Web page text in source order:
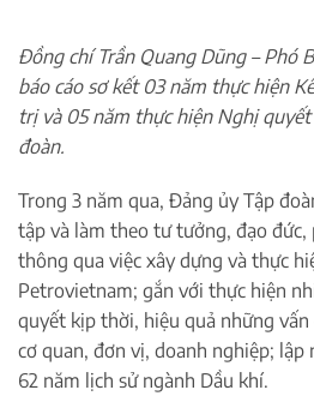
Đồng chí Trần Quang Dũng – Phó
báo cáo sơ kết 03 năm thực hiện
trị và 05 năm thực hiện Nghị quyết
đoàn.
Trong 3 năm qua, Đảng ủy Tập
tập và làm theo tư tưởng, đạo đức,
thông qua việc xây dựng và thực
Petrovietnam; gắn với thực hiện
quyết kịp thời, hiệu quả những vấn
cơ quan, đơn vị, doanh nghiệp;
62 năm lịch sử ngành Dầu khí.